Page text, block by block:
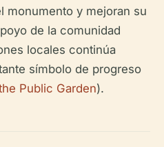
monumento y mejoran su
de la comunidad
locales continúa
símbolo de progreso
Public Garden).